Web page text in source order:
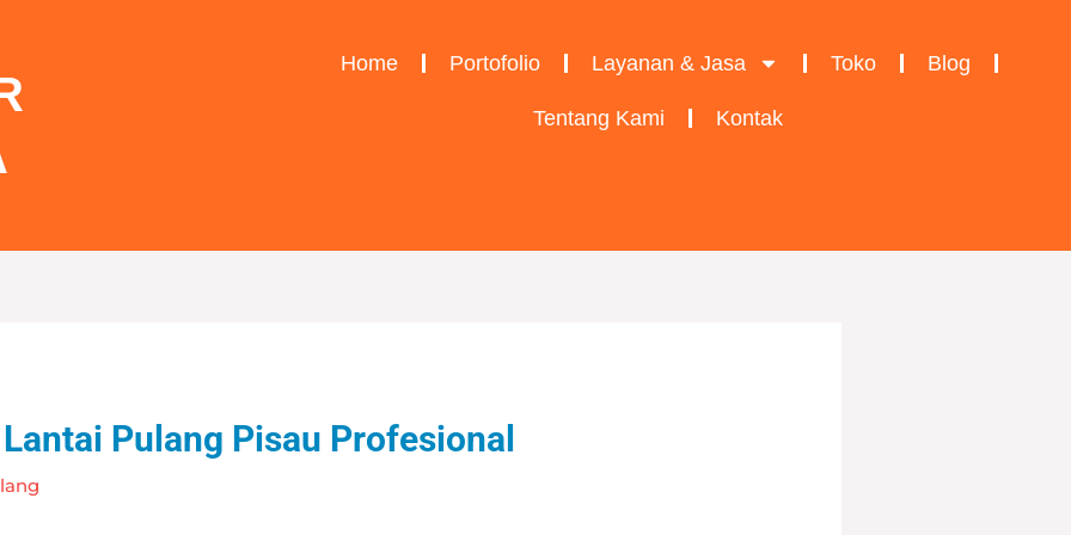
Home Portofolio Layanan & Jasa Toko Blog
Tentang Kami Kontak
Pulang Pisau Profesional